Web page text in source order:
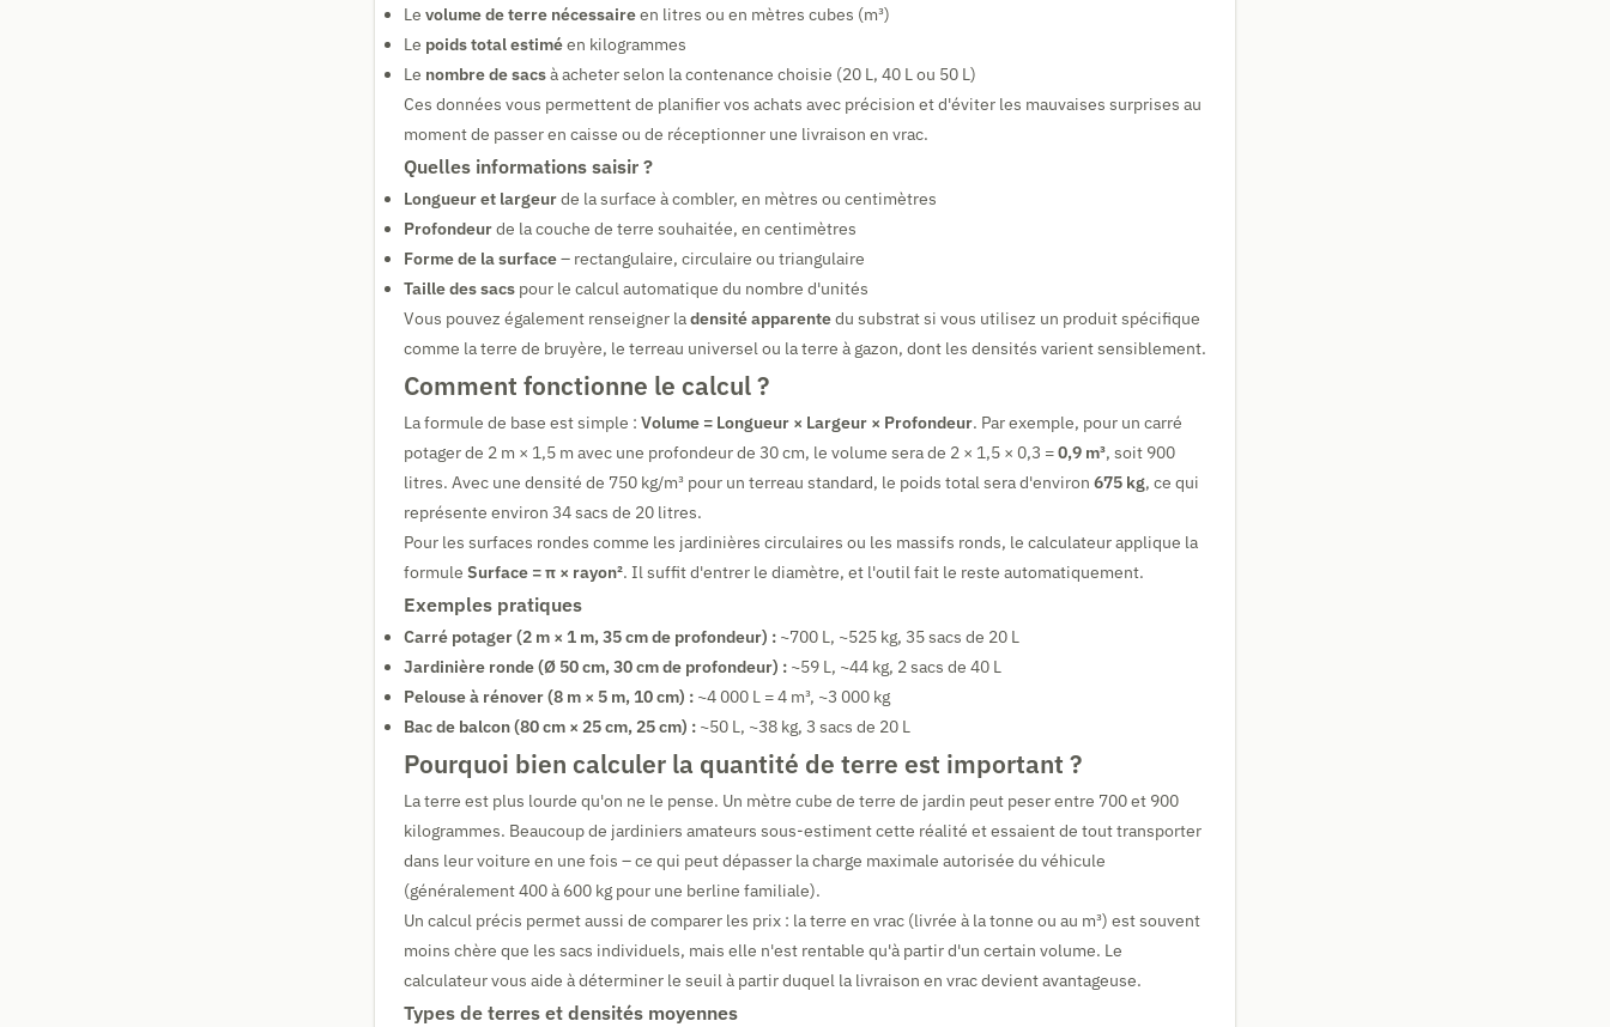
Le volume de terre nécessaireen litres ou en mètres cubes (m³)
Le poids total estiméen kilogrammes
Le nombre de sacsà acheter selon la contenance choisie (20 L, 40 L ou 50 L)
Ces données vous permettent de planifier vos achats avec précision et d'éviter les mauvaises surprises au
moment de passer en caisse ou de réceptionner une livraison en vrac.
Quelles informations saisir ?
Longueur et largeurde la surface à combler, en mètres ou centimètres
Profondeurde la couche de terre souhaitée, en centimètres
Forme de la surface– rectangulaire, circulaire ou triangulaire
Taille des sacs pour le calcul automatique du nombre d'unités
Vous pouvez également renseigner ladensité apparentedu substrat si vous utilisez un produit spécifique
comme la terre de bruyère, le terreau universel ou la terre à gazon, dont les densités varient sensiblement.
Comment fonctionne le calcul ?
La formule de base est simple : Volume = Longueur × Largeur × Profondeur. Par exemple, pour un carré
potager de 2 m × 1,5 m avec une profondeur de 30 cm, le volume sera de 2 × 1,5 × 0,3 =0,9 m³, soit 900
litres. Avec une densité de 750 kg/m³ pour un terreau standard, le poids total sera d'environ 675 kg, ce qui
représente environ 34 sacs de 20 litres.
Pour les surfaces rondes comme les jardinières circulaires ou les massifs ronds, le calculateur applique la
formule Surface = π × rayon². Il suffit d'entrer le diamètre, et l'outil fait le reste automatiquement.
Exemples pratiques
Carré potager (2 m × 1 m, 35 cm de profondeur) : ~700 L, ~525 kg, 35 sacs de 20 L
Jardinière ronde (Ø 50 cm, 30 cm de profondeur) : ~59 L, ~44 kg, 2 sacs de 40 L
Pelouse à rénover (8 m × 5 m, 10 cm) : ~4 000 L = 4 m³, ~3 000 kg
Bac de balcon (80 cm × 25 cm, 25 cm) : ~50 L, ~38 kg, 3 sacs de 20 L
Pourquoi bien calculer la quantité de terre est important ?
La terre est plus lourde qu'on ne le pense. Un mètre cube de terre de jardin peut peser entre 700 et 900
kilogrammes. Beaucoup de jardiniers amateurs sous-estiment cette réalité et essaient de tout transporter
dans leur voiture en une fois – ce qui peut dépasser la charge maximale autorisée du véhicule
(généralement 400 à 600 kg pour une berline familiale).
Un calcul précis permet aussi de comparer les prix : la terre en vrac (livrée à la tonne ou au m³) est souvent
moins chère que les sacs individuels, mais elle n'est rentable qu'à partir d'un certain volume. Le
calculateur vous aide à déterminer le seuil à partir duquel la livraison en vrac devient avantageuse.
Types de terres et densités moyennes